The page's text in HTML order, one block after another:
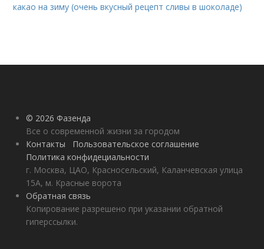
какао на зиму (очень вкусный рецепт сливы в шоколаде)
© 2026 Фазенда
Все о современной жизни за городом
Контакты
Пользовательское соглашение
Политика конфидециальности
г. Москва, ЦАО, Красносельский, Каланчевская улица
15А, м. Красные ворота
Обратная связь
Копирование разрешено при указании обратной
гиперссылки.